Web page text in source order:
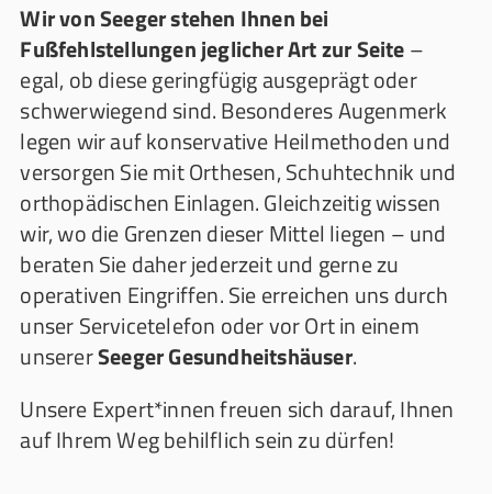
Wir von Seeger stehen Ihnen bei
Fußfehlstellungen jeglicher Art zur Seite–
egal, ob diese geringfügig ausgeprägt oder
schwerwiegend sind. Besonderes Augenmerk
legen wir auf konservative Heilmethoden und
versorgen Sie mit Orthesen, Schuhtechnik und
orthopädischen Einlagen. Gleichzeitig wissen
wir, wo die Grenzen dieser Mittel liegen – und
beraten Sie daher jederzeit und gerne zu
operativen Eingriffen. Sie erreichen uns durch
unser Servicetelefon oder vor Ort in einem
unsererSeeger Gesundheitshäuser.
Unsere Expert*innen freuen sich darauf, Ihnen
auf Ihrem Weg behilflich sein zu dürfen!